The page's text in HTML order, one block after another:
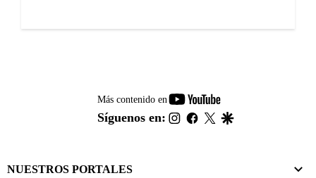
Más contenido en
youtube-
footer
Síguenos en: instagram
facebook
twitter
NUESTROS PORTALES